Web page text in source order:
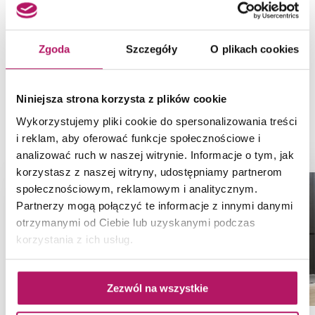
Zgoda Szczegóły O plikach cookies
Niniejsza strona korzysta z plików cookie
Wykorzystujemy pliki cookie do spersonalizowania treści
i reklam, aby oferować funkcje społecznościowe i
analizować ruch w naszej witrynie. Informacje o tym, jak
korzystasz z naszej witryny, udostępniamy partnerom
społecznościowym, reklamowym i analitycznym.
Partnerzy mogą połączyć te informacje z innymi danymi
otrzymanymi od Ciebie lub uzyskanymi podczas
korzystania z ich usług.
Zezwól na wszystkie
Powłoka ochronna: Tak
PRODUKTY Z KOLEKCJI